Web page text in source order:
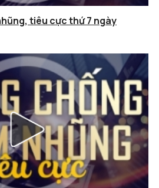
tiêu cực thứ 7 ngày